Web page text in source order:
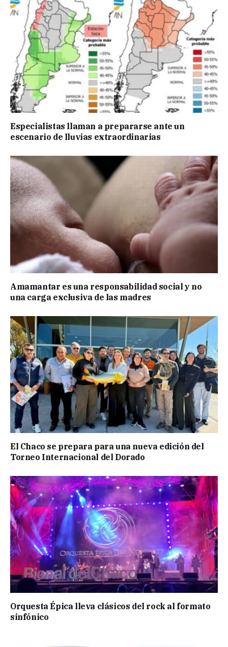
Especialistas llaman a prepararse ante un
escenario de lluvias extraordinarias
Amamantar es una responsabilidad social y no
una carga exclusiva de las madres
El Chaco se prepara para una nueva edición del
Torneo Internacional del Dorado
Orquesta Épica lleva clásicos del rock al formato
sinfónico